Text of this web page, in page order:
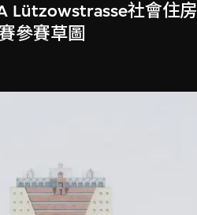
Lützowstrasse社會住房
參賽草圖